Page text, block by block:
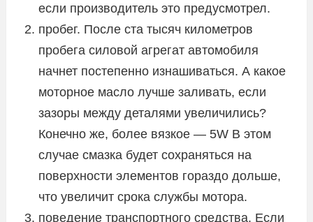
если производитель это предусмотрел.
пробег. После ста тысяч километров
пробега силовой агрегат автомобиля
начнет постепенно изнашиваться. А какое
моторное масло лучше заливать, если
зазоры между деталями увеличились?
Конечно же, более вязкое — 5W В этом
случае смазка будет сохраняться на
поверхности элементов гораздо дольше,
что увеличит срока службы мотора.
поведение транспортного средства. Если